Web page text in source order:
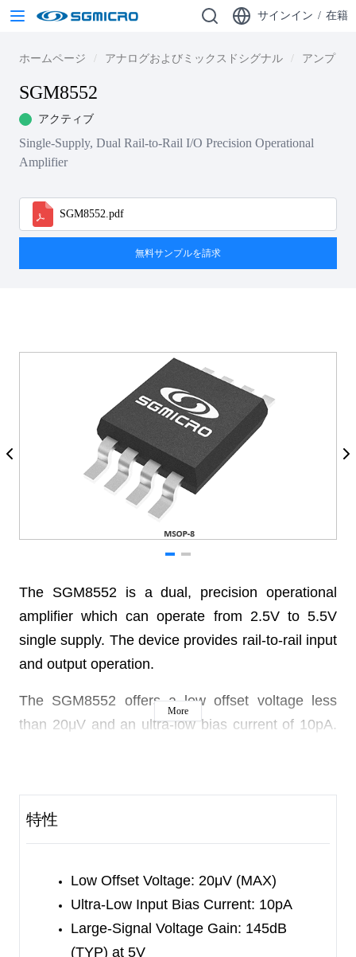
サインイン / 在籍
ホームページ アナログおよびミックスドシグナル アンプ
SGM8552
アクティブ
Single-Supply, Dual Rail-to-Rail I/O Precision Operational
Amplifier
SGM8552.pdf
無料サンプルを請求
The SGM8552 is a dual, precision operational
amplifier which can operate from 2.5V to 5.5V
single supply. The device provides rail-to-rail input
and output operation.
The SGM8552 offers a low offset voltage less
than 20μV and an ultra-low bias current of 10pA.
measurements, pressure and position sensors,
strain gauge amplifiers and medical
instrumentation, or any other 2.5V to 5.5V
The SGM8552 is available in Green SOIC-8 and
MSOP-8 packages and ESD (HBM) reaches 8kV.
More
特性
Low Offset Voltage: 20μV (MAX)
Ultra-Low Input Bias Current: 10pA
Large-Signal Voltage Gain: 145dB
(TYP) at 5V